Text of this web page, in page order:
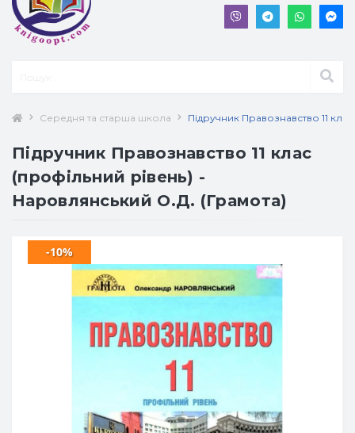
Середня та старша школа Підручник Правознавство 11
Підручник Правознавство 11 клас
(профільний рівень) -
Наровлянський О.Д. (Грамота)
-10%